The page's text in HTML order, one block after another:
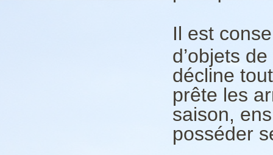
Il est
d’objets
décline
prête les
saison,
posséder